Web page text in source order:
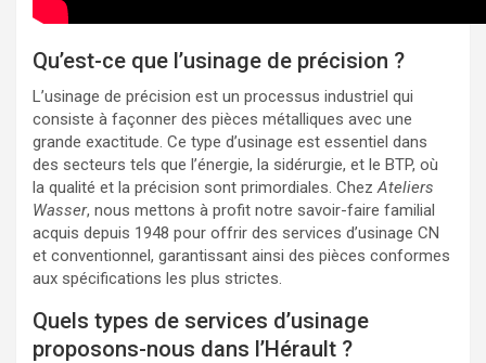
Qu’est-ce que l’usinage de précision ?
L’usinage de précision est un processus industriel qui
consiste à façonner des pièces métalliques avec une
grande exactitude. Ce type d’usinage est essentiel dans
des secteurs tels que l’énergie, la sidérurgie, et le BTP, où
la qualité et la précision sont primordiales. ChezAteliers
Wasser, nous mettons à profit notre savoir-faire familial
acquis depuis 1948 pour offrir des services d’usinage CN
et conventionnel, garantissant ainsi des pièces conformes
aux spécifications les plus strictes.
Quels types de services d’usinage
proposons-nous dans l’Hérault ?